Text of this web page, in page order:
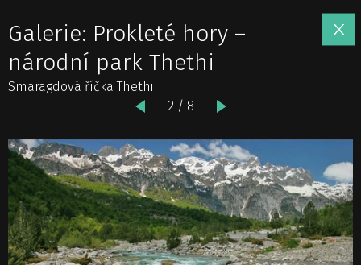
Galerie: Prokleté hory –
národní park Thethi
Smaragdová říčka Thethi
2 / 8